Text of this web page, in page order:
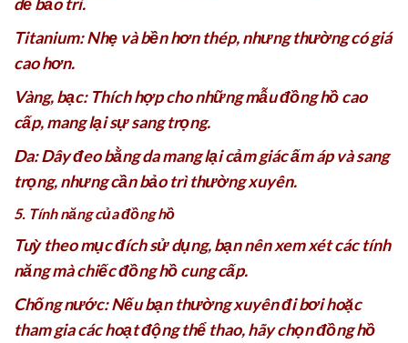
Titanium: Nhẹ và bền hơn thép, nhưng thường có giá
cao hơn.
Vàng, bạc: Thích hợp cho những mẫu đồng hồ cao
cấp, mang lại sự sang trọng.
Da: Dây đeo bằng da mang lại cảm giác ấm áp và sang
trọng, nhưng cần bảo trì thường xuyên.
5. Tính năng của đồng hồ
Tuỳ theo mục đích sử dụng, bạn nên xem xét các tính
năng mà chiếc đồng hồ cung cấp.
Chống nước: Nếu bạn thường xuyên đi bơi hoặc
tham gia các hoạt động thể thao, hãy chọn đồng hồ